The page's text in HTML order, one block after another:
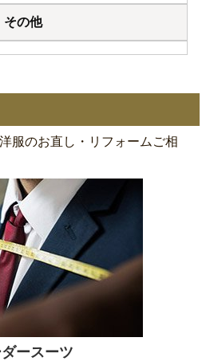
その他
服のお直し・リフォームご相
ースーツ